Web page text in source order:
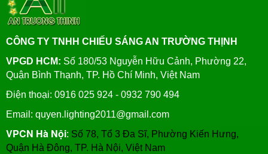
CÔNG TY TNHH CHIẾU SÁNG AN TRƯỜNG THỊNH
VPGD HCM: Số 180/53 Nguyễn Hữu Cảnh, Phường 22,
Quận Bình Thạnh, TP. Hồ Chí Minh, Việt Nam
Điện thoại: 0916 025 924 - 0932 790 494
Email: quyen.lighting2011@gmail.com
VPCN Hà Nội: Số 78, Tổ 3 Đa Sĩ, Phường Kiến Hưng,
Quận Hà Đông, TP. Hà Nội, Việt Nam